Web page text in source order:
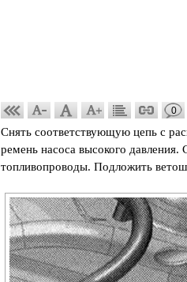
0
Снять соответствующую цепь с
ремень насоса высокого
топливопроводы. Подложить